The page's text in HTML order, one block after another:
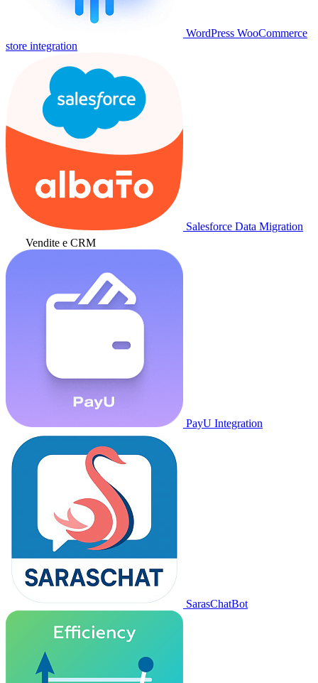
WordPress WooCommerce
store integration
Salesforce Data Migration
Vendite e CRM
PayU Integration
SarasChatBot